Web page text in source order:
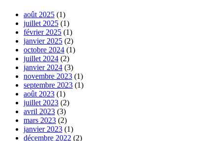
août 2025 (1)
juillet 2025 (1)
février 2025 (1)
janvier 2025 (2)
octobre 2024 (1)
juillet 2024 (2)
janvier 2024 (3)
novembre 2023 (1)
septembre 2023 (1)
août 2023 (1)
juillet 2023 (2)
avril 2023 (3)
mars 2023 (2)
janvier 2023 (1)
décembre 2022 (2)